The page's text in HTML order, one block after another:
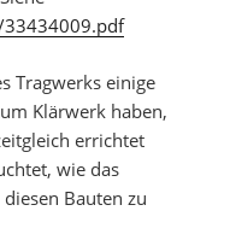
Tragwerks einige
Klärwerk haben,
errichtet
wie das
Bauten zu